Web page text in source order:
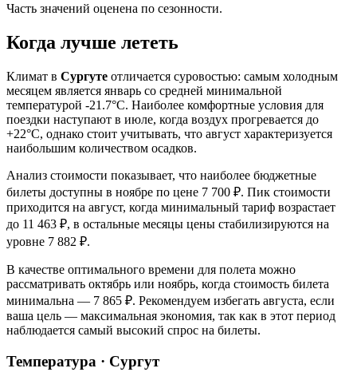
Часть значений оценена по сезонности.
Когда лучше лететь
Климат в Сургуте отличается суровостью: самым холодным
месяцем является январь со средней минимальной
температурой -21.7°C. Наиболее комфортные условия для
поездки наступают в июле, когда воздух прогревается до
+22°C, однако стоит учитывать, что август характеризуется
наибольшим количеством осадков.
Анализ стоимости показывает, что наиболее бюджетные
билеты доступны в ноябре по цене 7 700 ₽. Пик стоимости
приходится на август, когда минимальный тариф возрастает
до 11 463 ₽, в остальные месяцы цены стабилизируются на
уровне 7 882 ₽.
В качестве оптимального времени для полета можно
рассматривать октябрь или ноябрь, когда стоимость билета
минимальна — 7 865 ₽. Рекомендуем избегать августа, если
ваша цель — максимальная экономия, так как в этот период
наблюдается самый высокий спрос на билеты.
Температура · Сургут